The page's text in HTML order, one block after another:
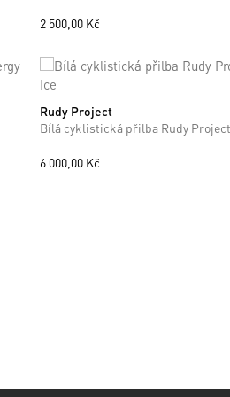
2 500,00 Kč
S L
Rudy Project
Bílá cyklistická přilba Rudy
6 000,00 Kč